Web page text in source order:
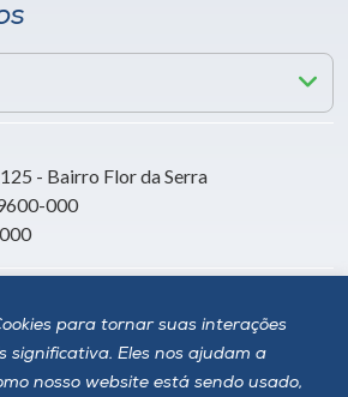
para tornar suas interações
significativa. Eles nos ajudam a
nosso website está sendo usado,
- Bairro Flor da Serra
000